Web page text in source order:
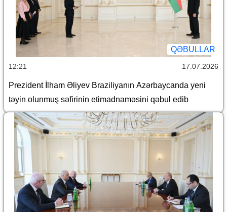
QƏBULLAR
12:21 17.07.2026
Prezident İlham Əliyev Braziliyanın Azərbaycanda yeni
təyin olunmuş səfirinin etimadnaməsini qəbul edib